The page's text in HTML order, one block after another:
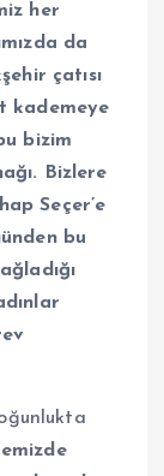
her
da
çatısı
kademeye
bizim
Bizlere
Seçer’e
bu